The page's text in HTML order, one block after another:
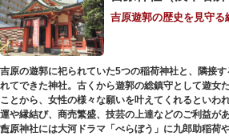
なでる場所によって異なるご利益を授かるといわれ
気。ふっくらとした優しい顔立ちのおかめは「お多
く幸せを招く女性の象徴という事から長年親しまれる
ご祭神としては天日鷲命（あめのひわしのみこと）
るのみこと）の他、浅草名所七福神のひとつとして
れています。
吉原遊郭の歴史を見守る
吉原の遊郭に祀られていた5つの稲荷神社と、隣接
れてできた神社。古くから遊郭の総鎮守として遊女
ことから、女性の様々な願いを叶えてくれるといわ
運や縁結び、商売繁盛、技芸の上達などのご利益が
た。
吉原神社には大河ドラマ「べらぼう」に九郎助稲荷